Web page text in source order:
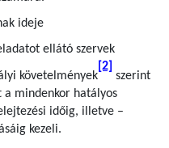
ideje
ellátó szervek
követelmények
[2]
szerint
mindenkor hatályos
időig, illetve –
kezeli.